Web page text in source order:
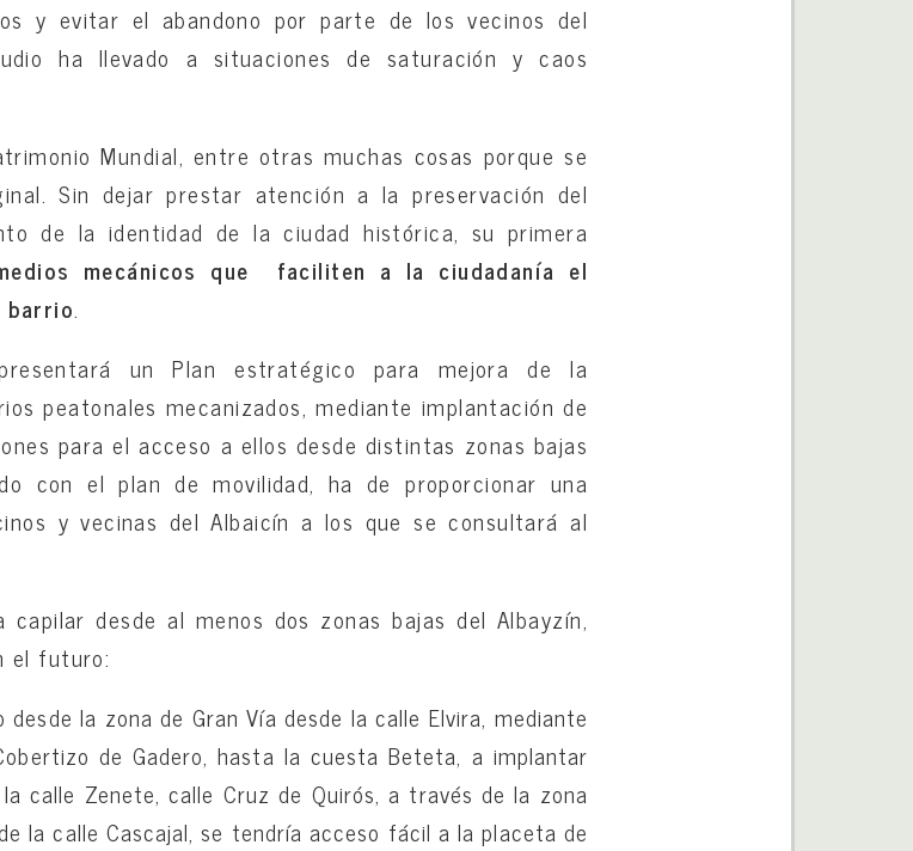
y evitar el abandono por parte de los vecinos del
ha llevado a situaciones de saturación y caos
Mundial, entre otras muchas cosas porque se
Sin dejar prestar atención a la preservación del
de la identidad de la ciudad histórica, su primera
mecánicos que faciliten a la ciudadanía el
barrio.
un Plan estratégico para mejora de la
peatonales mecanizados, mediante implantación de
para el acceso a ellos desde distintas zonas bajas
con el plan de movilidad, ha de proporcionar una
y vecinas del Albaicín a los que se consultará al
desde al menos dos zonas bajas del Albayzín,
el futuro:
la zona de Gran Vía desde la calle Elvira, mediante
de Gadero, hasta la cuesta Beteta, a implantar
calle Zenete, calle Cruz de Quirós, a través de la zona
la calle Cascajal, se tendría acceso fácil a la placeta de